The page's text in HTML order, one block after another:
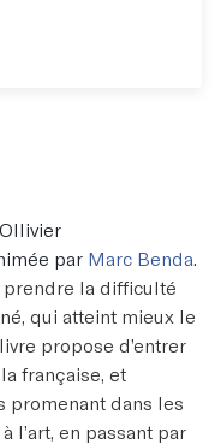
par Marc Benda.
prendre la difficulté
qui atteint mieux le
propose d’entrer
française, et
promenant dans les
l’art, en passant par